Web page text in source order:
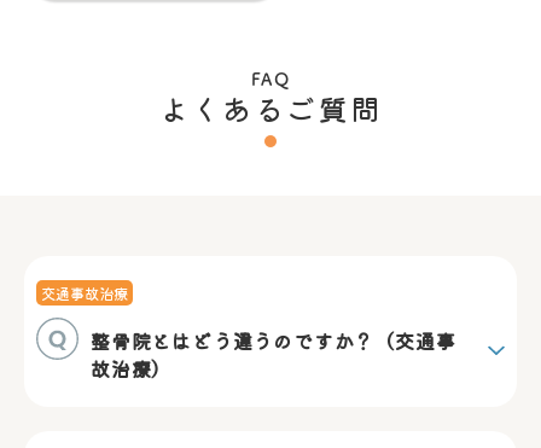
FAQ
よくあるご質問
交通事故治療
整骨院とはどう違うのですか？（交通事
故治療）